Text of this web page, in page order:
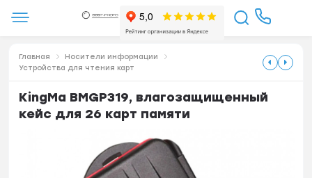
Главная
Носители информации
Устройства для чтения карт
KingMa BMGP319, влагозащищенный
кейс для 26 карт памяти